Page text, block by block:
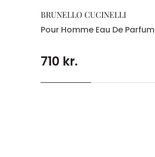
BRUNELLO CUCINELLI
Pour Homme Eau De Parfum
710 kr.